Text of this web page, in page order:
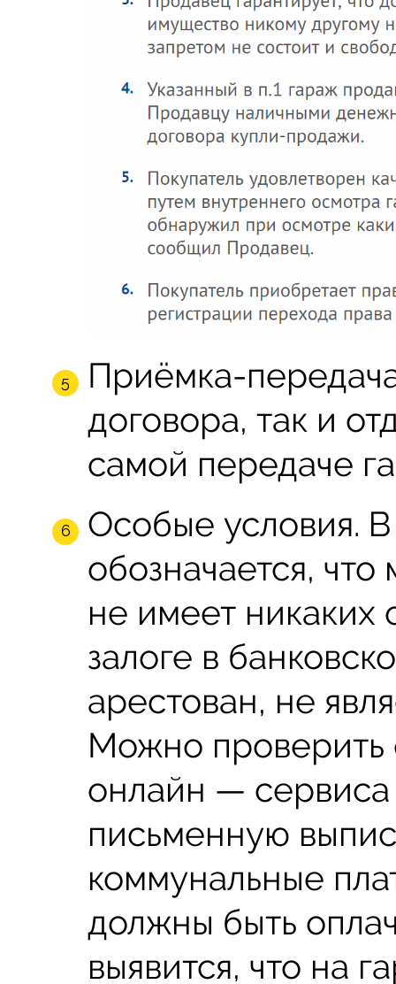
Приёмка-
договора, так и
самой передаче
Особые условия.
обозначается,
не имеет никаких
залоге в
арестован, не
Можно
онлайн —
письменную
коммунальные
должны быть
выявится, что на